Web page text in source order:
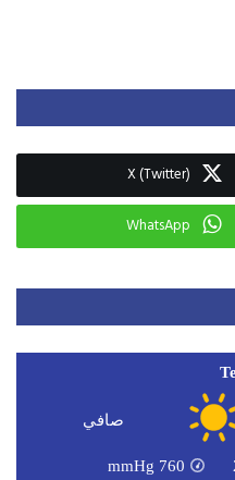
X (Twitter)
WhatsApp
صافي
760
mmHg